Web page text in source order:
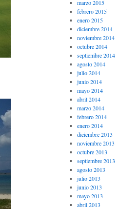
marzo 2015
febrero 2015
enero 2015
diciembre 2014
noviembre 2014
octubre 2014
septiembre 2014
agosto 2014
julio 2014
junio 2014
mayo 2014
abril 2014
marzo 2014
febrero 2014
enero 2014
diciembre 2013
noviembre 2013
octubre 2013
septiembre 2013
agosto 2013
julio 2013
junio 2013
mayo 2013
abril 2013